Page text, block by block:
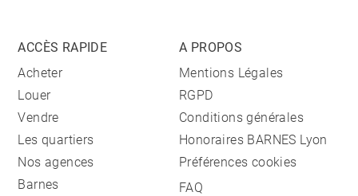
ACCÈS RAPIDE
Acheter
Louer
Vendre
Les quartiers
Nos agences
Barnes
A PROPOS
Mentions Légales
RGPD
Conditions générales
Honoraires BARNES Lyon
Préférences cookies
FAQ